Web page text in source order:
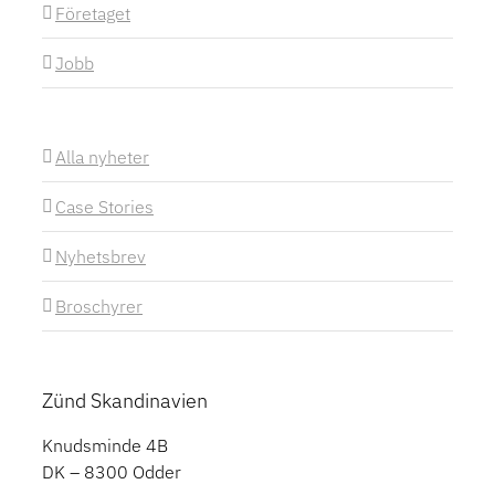
Företaget
Jobb
Alla nyheter
Case Stories
Nyhetsbrev
Broschyrer
Zünd Skandinavien
Knudsminde 4B
DK – 8300 Odder